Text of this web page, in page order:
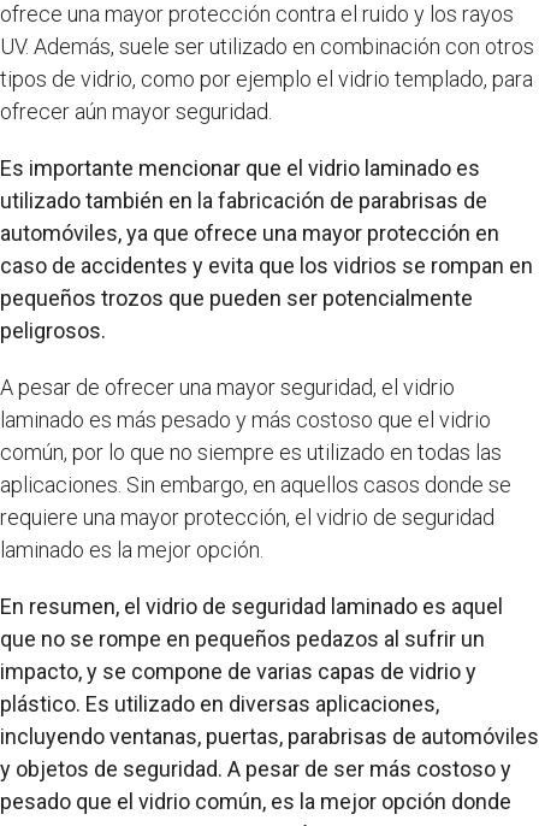
ofrece una mayor protección contra el ruido y los rayos
UV. Además, suele ser utilizado en combinación con otros
tipos de vidrio, como por ejemplo el vidrio templado, para
ofrecer aún mayor seguridad.
Es importante mencionar que el vidrio laminado es
utilizado también en la fabricación de parabrisas de
automóviles, ya que ofrece una mayor protección en
caso de accidentes y evita que los vidrios se rompan en
pequeños trozos que pueden ser potencialmente
peligrosos.
A pesar de ofrecer una mayor seguridad, el vidrio
laminado es más pesado y más costoso que el vidrio
común, por lo que no siempre es utilizado en todas las
aplicaciones. Sin embargo, en aquellos casos donde se
requiere una mayor protección, el vidrio de seguridad
laminado es la mejor opción.
En resumen, el vidrio de seguridad laminado es aquel
que no se rompe en pequeños pedazos al sufrir un
impacto, y se compone de varias capas de vidrio y
plástico. Es utilizado en diversas aplicaciones,
incluyendo ventanas, puertas, parabrisas de automóviles
y objetos de seguridad. A pesar de ser más costoso y
pesado que el vidrio común, es la mejor opción donde